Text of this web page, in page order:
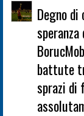
Degno
battute
sprazi di